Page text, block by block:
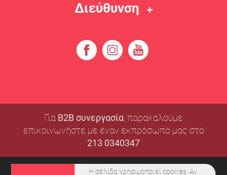
Διεύθυνση
Η σελίδα χρησιμοποιεί cookies. Αν
Για B2B συνεργασία , παρακαλούμε
επικοινωνήστε με έναν εκπρόσωπό μας στο
213 0340347